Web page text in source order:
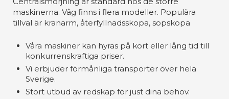
maskinerna. Våg finns i flera modeller. Populära
tillval är kranarm, återfyllnadsskopa, sopskopa
Våra maskiner kan hyras på kort eller lång tid till
konkurrenskraftiga priser.
Vi erbjuder förmånliga transporter över hela
Sverige.
Stort utbud av redskap för just dina behov.